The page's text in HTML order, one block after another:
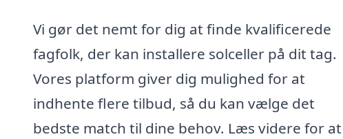
Vi gør det nemt for dig at finde kvalificerede
fagfolk, der kan installere solceller på dit tag.
Vores platform giver dig mulighed for at
indhente flere tilbud, så du kan vælge det
bedste match til dine behov. Læs videre for at